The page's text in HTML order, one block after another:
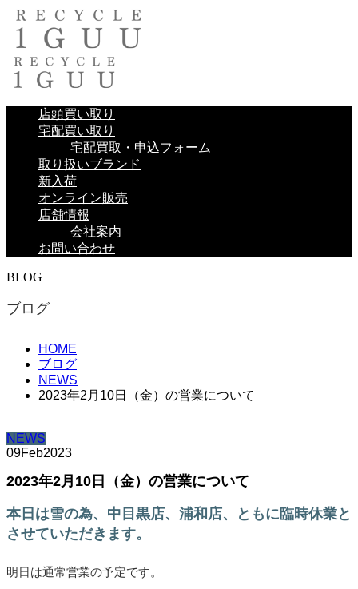
店頭買い取り
宅配買い取り
宅配買取・申込フォーム
取り扱いブランド
新入荷
オンライン販売
店舗情報
会社案内
お問い合わせ
BLOG
ブログ
HOME
ブログ
NEWS
2023年2月10日（金）の営業について
NEWS
09Feb2023
2023年2月10日（金）の営業について
本日は雪の為、中目黒店、浦和店、ともに臨時休業と
させていただきます。
明日は通常営業の予定です。